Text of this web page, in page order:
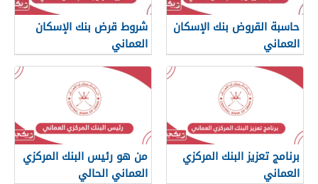
حاسبة القروض بنك الإسكان
العماني
شروط قرض بنك الإسكان
العماني
برنامج تعزيز البنك المركزي
العماني
من هو رئيس البنك المركزي
العماني الحالي